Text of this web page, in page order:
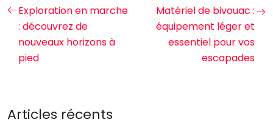
Exploration en marche
: découvrez de
nouveaux horizons à
pied
Matériel de bivouac :
équipement léger et
essentiel pour vos
escapades
Articles récents